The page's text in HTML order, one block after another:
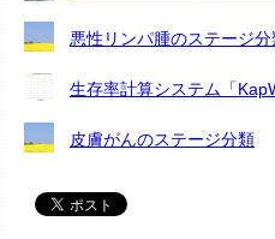
悪性リンパ腫のステージ分
生存率計算システム「
皮膚がんのステージ分類